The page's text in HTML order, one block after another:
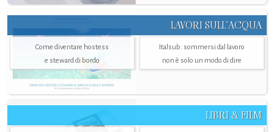
LAVORI SULL’ACQUA
Come diventare hostess
e steward di bordo
Italsub: sommersi dal lavoro
non è solo un modo di dire
LIBRI & FILM